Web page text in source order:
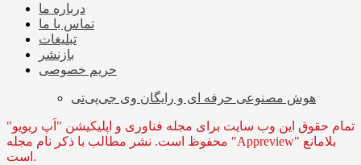
درباره ما
تماس با ما
تبلیغات
بازنشر
حریم خصوصی
هوش مصنوعی حرفه ای و رایگان وی جی‌پی‌تی
تمام حقوق این وب سایت برای مجله فناوری و اپلیکیشن "اَپ ریویو"
محفوظ است. نشر مطالب با ذکر نام مجله "Appreview" بلامانع
است.